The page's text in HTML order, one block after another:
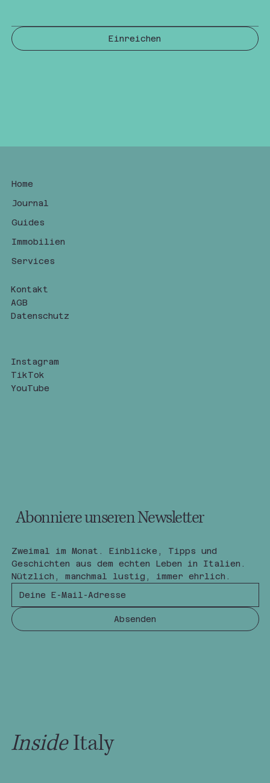
Einreichen
Home
Journal
Guides
Immobilien
Services
Kontakt
AGB
Datenschutz
Instagram
TikTok
YouTube
Abonniere unseren Newsletter
Zweimal im Monat. Einblicke, Tipps und
Geschichten aus dem echten Leben in Italien.
Nützlich, manchmal lustig, immer ehrlich.
Absenden
InsideItaly